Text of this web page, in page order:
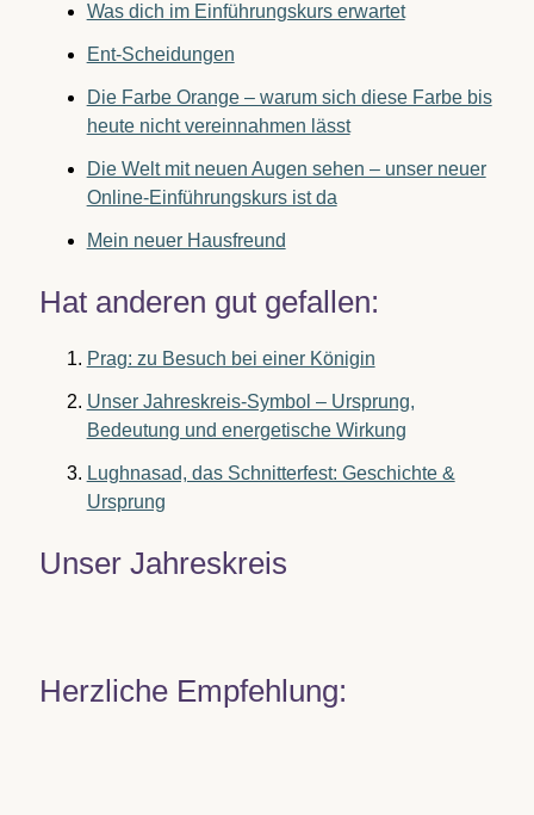
Was dich im Einführungskurs erwartet
Ent-Scheidungen
Die Farbe Orange – warum sich diese Farbe bis
heute nicht vereinnahmen lässt
Die Welt mit neuen Augen sehen – unser neuer
Online-Einführungskurs ist da
Mein neuer Hausfreund
Hat anderen gut gefallen:
Prag: zu Besuch bei einer Königin
Unser Jahreskreis-Symbol – Ursprung,
Bedeutung und energetische Wirkung
Lughnasad, das Schnitterfest: Geschichte &
Ursprung
Unser Jahreskreis
Herzliche Empfehlung: